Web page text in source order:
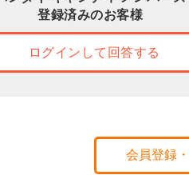
登録済みのお客様
ログインして回答する
会員登録